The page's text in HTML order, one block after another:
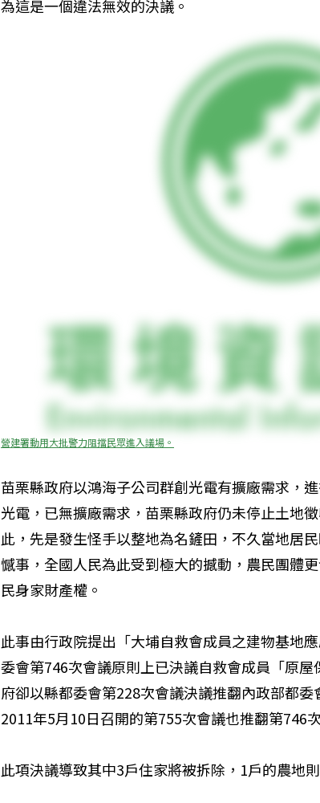
為這是一個違法無效的決議。
營建署動用大批警力阻擋民眾進入議場。
苗栗縣政府以鴻海子公司群創光電有擴廠需求，
光電，已無擴廠需求，苗栗縣政府仍未停止土地
此，先是發生怪手以整地為名鏟田，不久當地居
憾事，全國人民為此受到極大的撼動，農民團體
民身家財產權。
此事由行政院提出「大埔自救會成員之建物基地
委會第746次會議原則上已決議自救會成員「原
府卻以縣都委會第228次會議決議推翻內政部都
2011年5月10日召開的第755次會議也推翻第746
此項決議導致其中3戶住家將被拆除，1戶的農地